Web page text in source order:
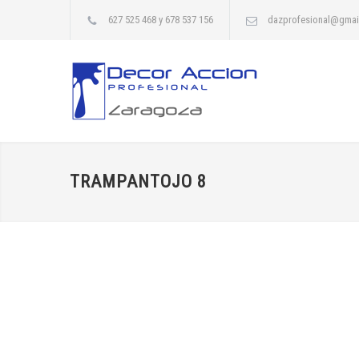
627 525 468 y 678 537 156
TRAMPANTOJO 8